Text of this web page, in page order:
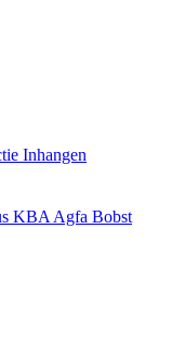
Inhangen
KBA Agfa Bobst